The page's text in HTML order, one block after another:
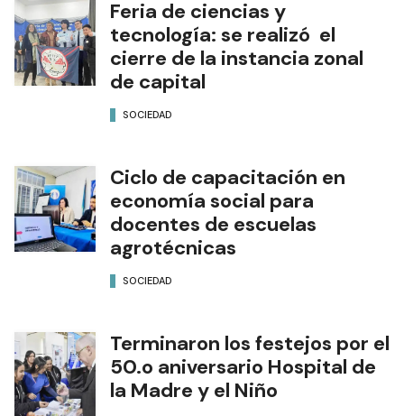
Feria de ciencias y
tecnología: se realizó el
cierre de la instancia zonal
de capital
SOCIEDAD
Ciclo de capacitación en
economía social para
docentes de escuelas
agrotécnicas
SOCIEDAD
Terminaron los festejos por el
50.o aniversario Hospital de
la Madre y el Niño